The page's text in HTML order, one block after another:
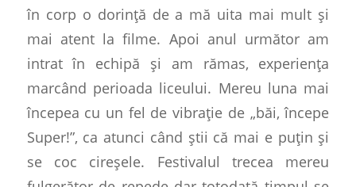
în corp o dorință de a mă uita mai mult și
mai atent la filme. Apoi anul următor am
intrat în echipă și am rămas, experiența
marcând perioada liceului. Mereu luna mai
începea cu un fel de vibrație de „băi, începe
Super!”, ca atunci când știi că mai e puțin și
se coc cireșele. Festivalul trecea mereu